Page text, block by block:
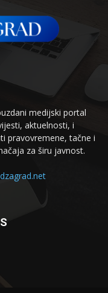
medijski portal
aktuelnosti, i
pravovremene, tačne i
za širu javnost.